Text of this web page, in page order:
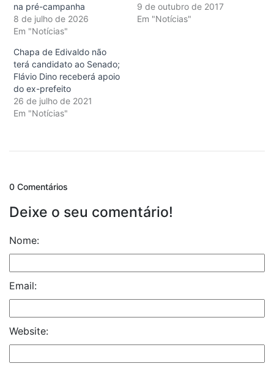
na pré-campanha
8 de julho de 2026
Em "Notícias"
9 de outubro de 2017
Em "Notícias"
Chapa de Edivaldo não
terá candidato ao Senado;
Flávio Dino receberá apoio
do ex-prefeito
26 de julho de 2021
Em "Notícias"
0 Comentários
Deixe o seu comentário!
Nome:
Email:
Website: